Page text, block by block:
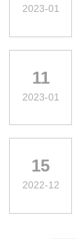
2023-01
11
2023-01
15
2022-12